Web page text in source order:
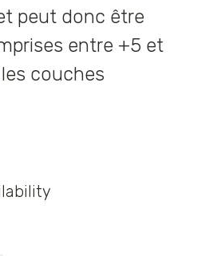
peut donc être
entre +5 et
couches